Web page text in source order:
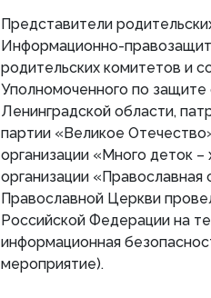
Представители
Информационно-
родительских комитетов и
Уполномоченного по
Ленинградской области,
партии «Великое
организации «Много деток
организации «Православная
Православной Церкви
Российской Федерации на
информационная
мероприятие).